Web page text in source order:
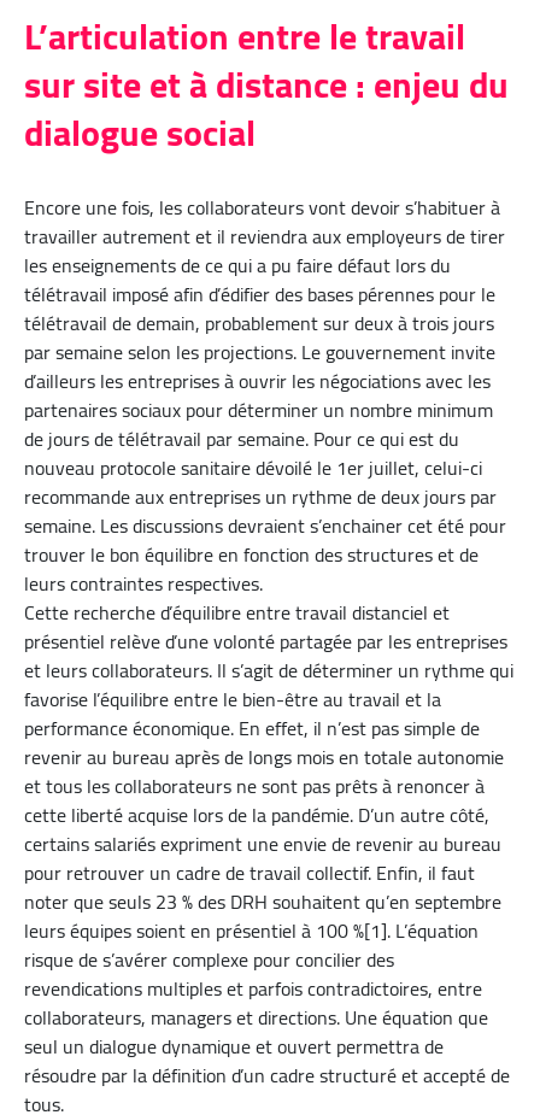
L’articulation entre le travail
sur site et à distance : enjeu du
dialogue social
Encore une fois, les collaborateurs vont devoir s’habituer à
travailler autrement et il reviendra aux employeurs de tirer
les enseignements de ce qui a pu faire défaut lors du
télétravail imposé afin d’édifier des bases pérennes pour le
télétravail de demain, probablement sur deux à trois jours
par semaine selon les projections. Le gouvernement invite
d’ailleurs les entreprises à ouvrir les négociations avec les
partenaires sociaux pour déterminer un nombre minimum
de jours de télétravail par semaine. Pour ce qui est du
nouveau protocole sanitaire dévoilé le 1er juillet, celui-ci
recommande aux entreprises un rythme de deux jours par
semaine. Les discussions devraient s’enchainer cet été pour
trouver le bon équilibre en fonction des structures et de
leurs contraintes respectives.
Cette recherche d’équilibre entre travail distanciel et
présentiel relève d’une volonté partagée par les entreprises
et leurs collaborateurs. Il s’agit de déterminer un rythme qui
favorise l’équilibre entre le bien-être au travail et la
performance économique. En effet, il n’est pas simple de
revenir au bureau après de longs mois en totale autonomie
et tous les collaborateurs ne sont pas prêts à renoncer à
cette liberté acquise lors de la pandémie. D’un autre côté,
certains salariés expriment une envie de revenir au bureau
pour retrouver un cadre de travail collectif. Enfin, il faut
noter que seuls 23 % des DRH souhaitent qu’en septembre
leurs équipes soient en présentiel à 100 %[1]. L’équation
risque de s’avérer complexe pour concilier des
revendications multiples et parfois contradictoires, entre
collaborateurs, managers et directions. Une équation que
seul un dialogue dynamique et ouvert permettra de
résoudre par la définition d’un cadre structuré et accepté de
tous.